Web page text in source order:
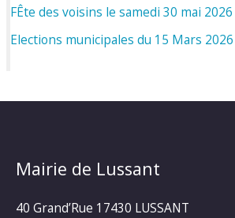
FÊte des voisins le samedi 30 mai 2026
Elections municipales du 15 Mars 2026
Mairie de Lussant
40 Grand’Rue 17430 LUSSANT